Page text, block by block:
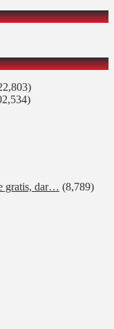
gratis, dar… (8,789)